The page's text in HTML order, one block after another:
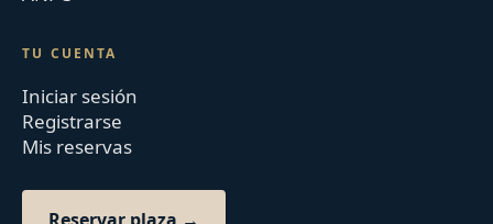
TU CUENTA
Iniciar sesión
Registrarse
Mis reservas